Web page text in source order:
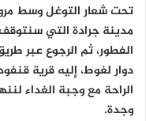
تحت شعار التوغل وسط
مدينة جرادة التي
الفطور، ثم الرجوع عبر
دوار لغوط، إليه قرية
الراحة مع وجبة الغداء
وجدة.